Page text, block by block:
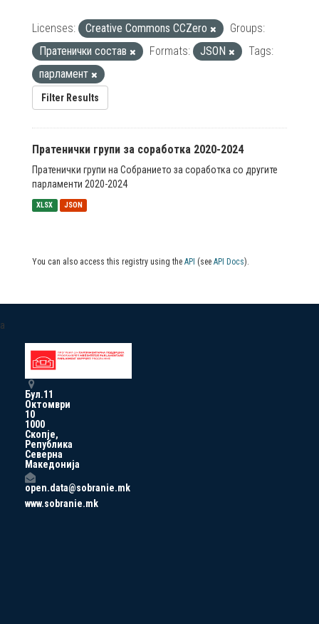
Licenses: Creative Commons CCZero
Groups:
Пратенички состав
Formats: JSON
Tags:
парламент
Filter Results
Пратенички групи за соработка 2020-2024
Пратенички групи на Собранието за соработка со другите
парламенти 2020-2024
XLSX JSON
You can also access this registry using the API (see API Docs).
a
Бул.11
Октомври
10
1000
Скопје,
Република
Северна
Македонија
open.data@sobranie.mk
www.sobranie.mk